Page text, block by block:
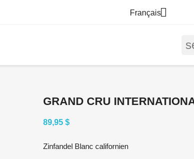
Français
GRAND CRU
89,95 $
Zinfandel Blanc californien